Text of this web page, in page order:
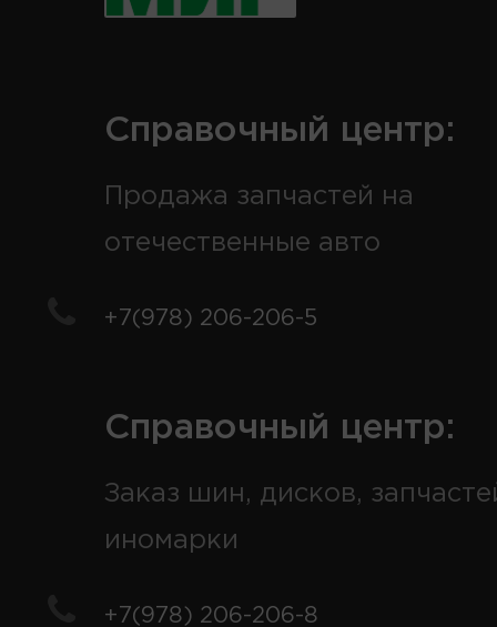
Справочный центр:
Продажа запчастей на
отечественные авто
+7(978) 206-206-5
Справочный центр:
Заказ шин, дисков,
иномарки
+7(978) 206-206-8